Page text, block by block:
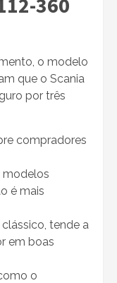
o modelo
que o Scania
por três
compradores
modelos
é mais
tende a
em boas
o